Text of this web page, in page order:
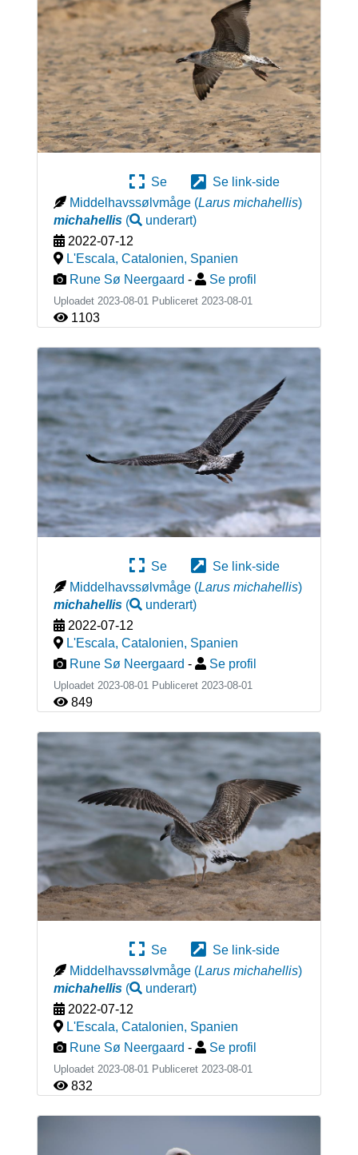
Se
Se link-side
Middelhavssølvmåge (Larus michahellis)
michahellis( underart)
2022-07-12
L'Escala, Catalonien, Spanien
Rune Sø Neergaard - Se profil
Uploadet 2023-08-01 Publiceret 2023-08-01
1103
Se
Se link-side
Middelhavssølvmåge (Larus michahellis)
michahellis( underart)
2022-07-12
L'Escala, Catalonien, Spanien
Rune Sø Neergaard - Se profil
Uploadet 2023-08-01 Publiceret 2023-08-01
849
Se
Se link-side
Middelhavssølvmåge (Larus michahellis)
michahellis( underart)
2022-07-12
L'Escala, Catalonien, Spanien
Rune Sø Neergaard - Se profil
Uploadet 2023-08-01 Publiceret 2023-08-01
832